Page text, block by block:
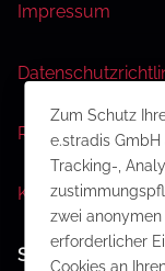
Impressum
Rechtliche
Kontakt
Social Media
Zum Schutz
e.stradis
Tracking-,
zwei
erforderlicher
Cookies an